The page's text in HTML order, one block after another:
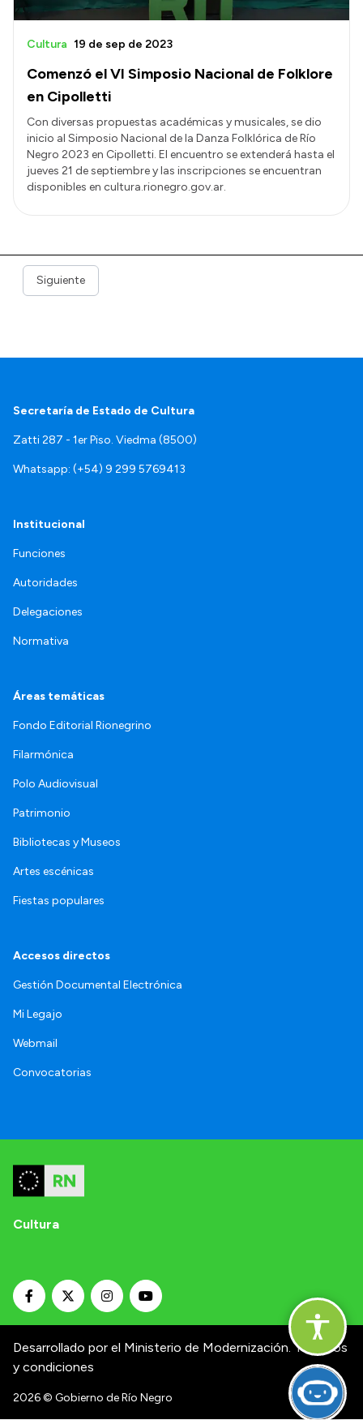
Comenzó el VI Simposio Nacional de Folklore
en Cipolletti
Cultura 19 de sep de 2023
Con diversas propuestas académicas y musicales, se dio
inicio al Simposio Nacional de la Danza Folklórica de Río
Negro 2023 en Cipolletti. El encuentro se extenderá hasta el
jueves 21 de septiembre y las inscripciones se encuentran
disponibles en cultura.rionegro.gov.ar.
Siguiente
Secretaría de Estado de Cultura
Zatti 287 - 1er Piso. Viedma (8500)
Whatsapp: (+54) 9 299 5769413
Institucional
Funciones
Autoridades
Delegaciones
Normativa
Áreas temáticas
Fondo Editorial Rionegrino
Filarmónica
Polo Audiovisual
Patrimonio
Bibliotecas y Museos
Artes escénicas
Fiestas populares
Accesos directos
Gestión Documental Electrónica
Mi Legajo
Webmail
Convocatorias
Cultura
Desarrollado por el Ministerio de Modernización. Términos
y condiciones
2026© Gobierno de Río Negro